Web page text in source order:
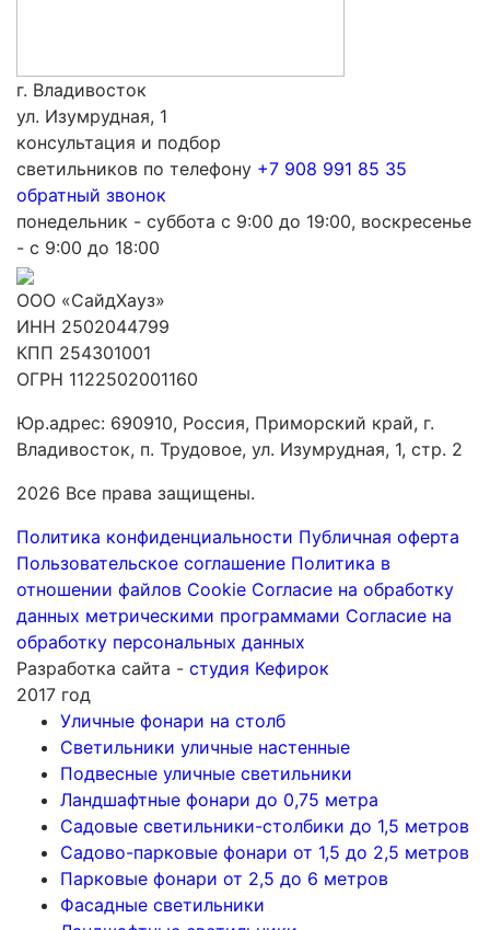
г. Владивосток
ул. Изумрудная, 1
консультация и подбор
светильников по телефону +7 908 991 85 35
обратный звонок
понедельник - суббота с 9:00 до 19:00, воскресенье
- с 9:00 до 18:00
ООО «СайдХауз»
ИНН 2502044799
КПП 254301001
ОГРН 1122502001160
Юр.адрес: 690910, Россия, Приморский край, г.
Владивосток, п. Трудовое, ул. Изумрудная, 1, стр. 2
2026 Все права защищены.
Политика конфиденциальности Публичная оферта
Пользовательское соглашение Политика в
отношении файлов Cookie Согласие на обработку
данных метрическими программами Согласие на
обработку персональных данных
Разработка сайта - студия Кефирок
2017 год
Уличные фонари на столб
Светильники уличные настенные
Подвесные уличные светильники
Ландшафтные фонари до 0,75 метра
Садовые светильники-столбики до 1,5 метров
Садово-парковые фонари от 1,5 до 2,5 метров
Парковые фонари от 2,5 до 6 метров
Фасадные светильники